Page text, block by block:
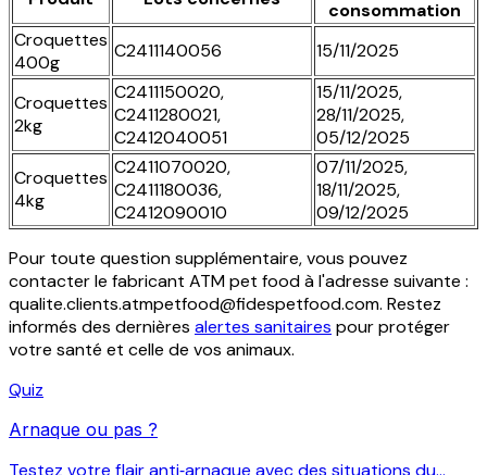
consommation
Croquettes
400g
C2411140056 15/11/2025
Croquettes
2kg
C2411150020,
C2411280021,
C2412040051
15/11/2025,
28/11/2025,
05/12/2025
Croquettes
4kg
C2411070020,
C2411180036,
C2412090010
07/11/2025,
18/11/2025,
09/12/2025
Pour toute question supplémentaire, vous pouvez
contacter le fabricant ATM pet food à l'adresse suivante :
qualite.clients.atmpetfood@fidespetfood.com. Restez
informés des dernières alertes sanitaires pour protéger
votre santé et celle de vos animaux.
Quiz
Arnaque ou pas ?